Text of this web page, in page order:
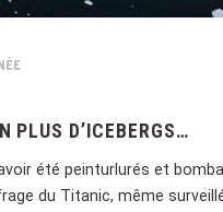
PLUS D’ICEBERGS…
été peinturlurés et
du Titanic, même